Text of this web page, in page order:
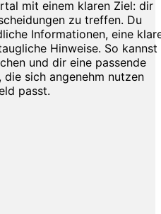
mit einem klaren Ziel: dir
zu treffen. Du
Informationen, eine
Hinweise. So kannst
und dir eine passende
die sich angenehm nutzen
passt.